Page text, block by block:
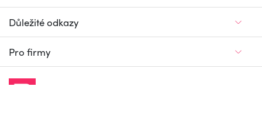
Důležité odkazy
Pro firmy